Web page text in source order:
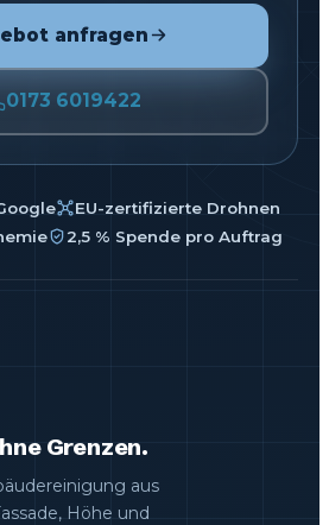
anfragen
0173 6019422
EU-zertifizierte Drohnen
2,5 % Spende pro Auftrag
Grenzen.
aus
Höhe und